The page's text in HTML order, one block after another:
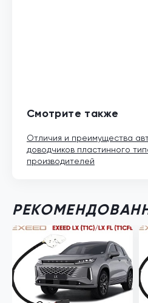
Смотрите также
Отличия и преимущества
доводчиков пластинного
производителей